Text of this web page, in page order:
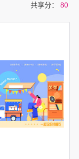
共享分： 80